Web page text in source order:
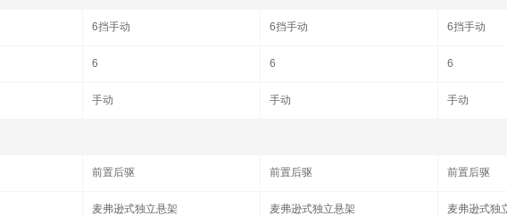
6挡手动 6挡手动 6挡手动
6 6 6
手动 手动 手动
前置后驱 前置后驱 前置后驱
麦弗逊式独立悬架 麦弗逊式独立悬架 麦弗逊式独